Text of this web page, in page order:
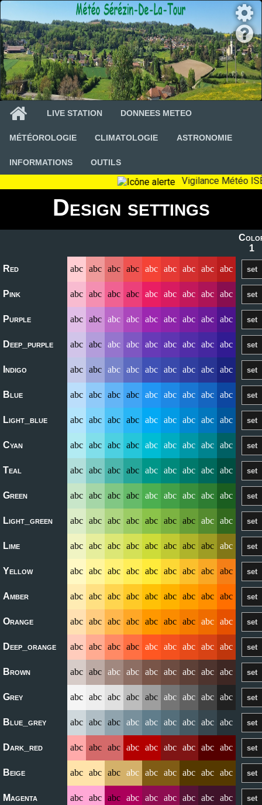
LIVE STATION DONNEES METEO
MÉTÉOROLOGIE CLIMATOLOGIE ASTRONOMIE
INFORMATIONS OUTILS
Design settings
1
Red abc abc abc abc abc abc abc abc abc
Pink abc abc abc abc abc abc abc abc abc
Purple abc abc abc abc abc abc abc abc abc
Deep_purple abc abc abc abc abc abc abc abc abc
Indigo abc abc abc abc abc abc abc abc abc
Blue abc abc abc abc abc abc abc abc abc
Light_blue abc abc abc abc abc abc abc abc abc
Cyan abc abc abc abc abc abc abc abc abc
Teal abc abc abc abc abc abc abc abc abc
Green abc abc abc abc abc abc abc abc abc
Light_green abc abc abc abc abc abc abc abc abc
Lime abc abc abc abc abc abc abc abc abc
Yellow abc abc abc abc abc abc abc abc abc
Amber abc abc abc abc abc abc abc abc abc
Orange abc abc abc abc abc abc abc abc abc
Deep_orange abc abc abc abc abc abc abc abc abc
Brown abc abc abc abc abc abc abc abc abc
Grey abc abc abc abc abc abc abc abc abc
Blue_grey abc abc abc abc abc abc abc abc abc
Dark_red abc abc abc abc abc abc abc abc abc
Beige abc abc abc abc abc abc abc abc abc
Magenta abc abc abc abc abc abc abc abc abc